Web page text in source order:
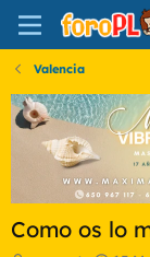
Valencia
Como os lo